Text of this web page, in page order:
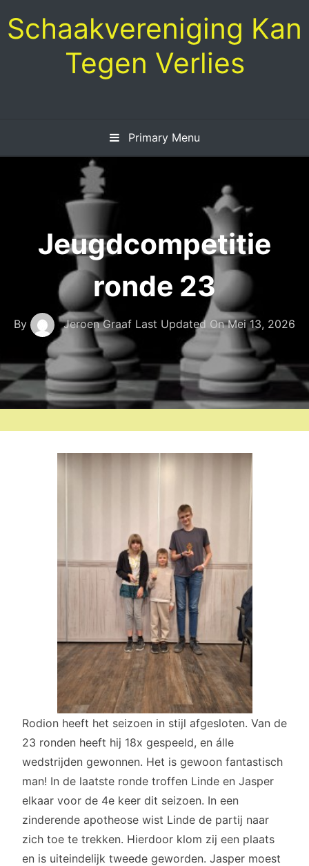
to
content
Schaakvereniging Kan
Tegen Verlies
Primary Menu
Jeugdcompetitie
ronde 23
By Jeroen Graaf Last Updated OnMei 13, 2026
Rodion heeft het seizoen in stijl afgesloten. Van de
23 ronden heeft hij 18x gespeeld, en álle
wedstrijden gewonnen. Het is gewoon fantastisch
man! In de laatste ronde troffen Linde en Jasper
elkaar voor de 4e keer dit seizoen. In een
zinderende apotheose wist Linde de partij naar
zich toe te trekken. Hierdoor klom zij een plaats
en is uiteindelijk tweede geworden. Jasper moest